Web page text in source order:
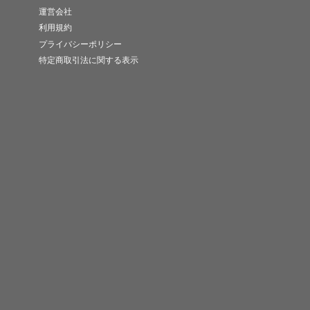
運営会社
利用規約
プライバシーポリシー
特定商取引法に関する表示